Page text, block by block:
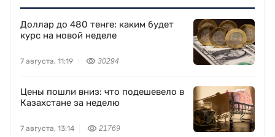
Доллар до 480 тенге: каким будет
курс на новой неделе
7 августа, 11:19 30294
Цены пошли вниз: что подешевело в
Казахстане за неделю
7 августа, 13:14 21769